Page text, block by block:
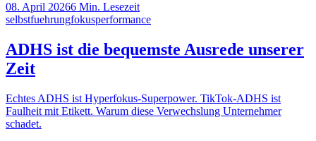
08. April 20266 Min. Lesezeit
selbstfuehrungfokusperformance
ADHS ist die bequemste Ausrede unserer
Zeit
Echtes ADHS ist Hyperfokus-Superpower. TikTok-ADHS ist
Faulheit mit Etikett. Warum diese Verwechslung Unternehmer
schadet.